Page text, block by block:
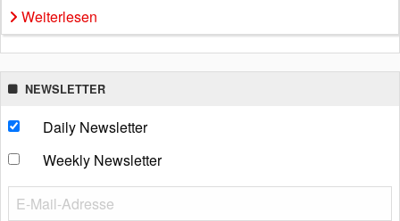
Weiterlesen
NEWSLETTER
Daily Newsletter
Weekly Newsletter